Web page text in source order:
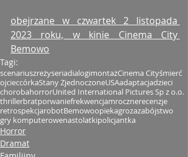
obejrzane w czwartek 2 listopada
2023 roku, w kinie Cinema City
Bemowo
Tagi:
scenariuszreżyseriadialogimontażCinema Cityśmierć
ojcieccórkaStany ZjednoczoneUSAadaptacjadzieci
chorobahorrorUnited International Pictures Sp z o.o.
thrillerbratporwaniefrekwencjamrocznerecenzje
retrospekcjarobotBemowoopiekagrozazabójstwo
gry komputerowenastolatkipolicjantka
Horror
Dramat